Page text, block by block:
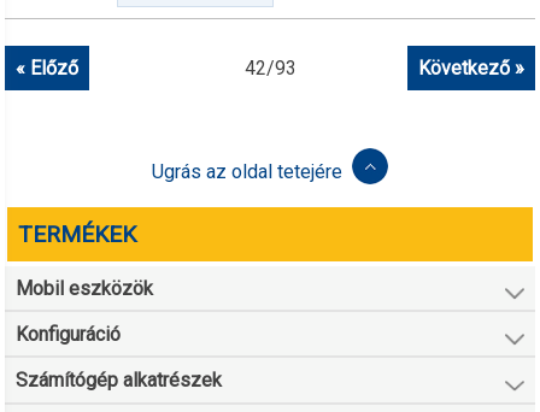
42/93
« Előző Következő »
Ugrás az oldal tetejére
TERMÉKEK
Mobil eszközök
Konfiguráció
Számítógép alkatrészek